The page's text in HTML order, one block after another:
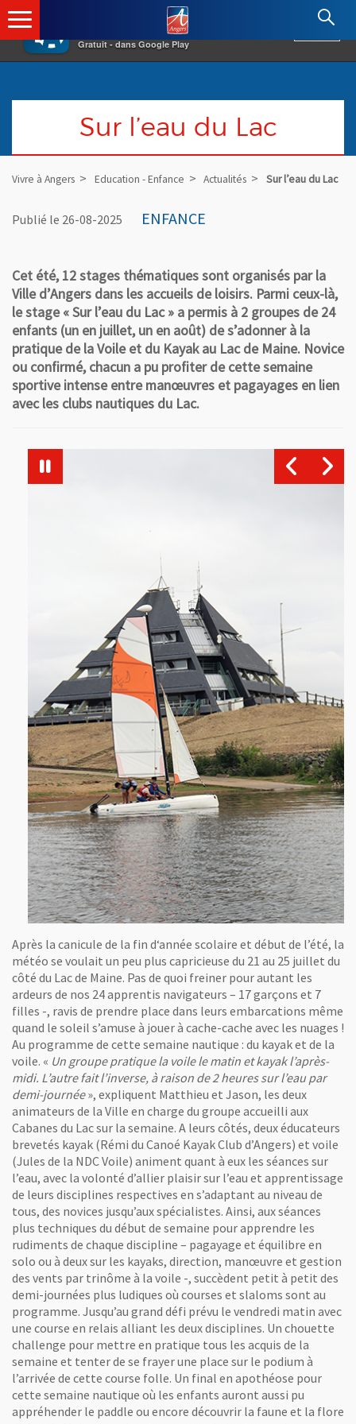
×
Gratuit - dans Google Play
Angers.fr : Retour à l'accueil
Sur l’eau du Lac
Vivre à Angers Education - Enfance Actualités Sur l’eau du Lac
Publié le 26-08-2025 ENFANCE
Cet été, 12 stages thématiques sont organisés par la
Ville d’Angers dans les accueils de loisirs. Parmi ceux-là,
le stage « Sur l’eau du Lac » a permis à 2 groupes de 24
enfants (un en juillet, un en août) de s’adonner à la
pratique de la Voile et du Kayak au Lac de Maine. Novice
ou confirmé, chacun a pu profiter de cette semaine
sportive intense entre manœuvres et pagayages en lien
avec les clubs nautiques du Lac.
Après la canicule de la fin d‘année scolaire et début de l’été, la
météo se voulait un peu plus capricieuse du 21 au 25 juillet du
côté du Lac de Maine. Pas de quoi freiner pour autant les
ardeurs de nos 24 apprentis navigateurs – 17 garçons et 7
filles -, ravis de prendre place dans leurs embarcations même
quand le soleil s’amuse à jouer à cache-cache avec les nuages !
Au programme de cette semaine nautique : du kayak et de la
voile. « Un groupe pratique la voile le matin et kayak l’après-
midi. L’autre fait l’inverse, à raison de 2 heures sur l’eau par
demi-journée», expliquent Matthieu et Jason, les deux
animateurs de la Ville en charge du groupe accueilli aux
Cabanes du Lac sur la semaine. A leurs côtés, deux éducateurs
brevetés kayak (Rémi du Canoé Kayak Club d’Angers) et voile
(Jules de la NDC Voile) animent quant à eux les séances sur
l’eau, avec la volonté d’allier plaisir sur l’eau et apprentissage
de leurs disciplines respectives en s’adaptant au niveau de
tous, des novices jusqu’aux spécialistes. Ainsi, aux séances
plus techniques du début de semaine pour apprendre les
rudiments de chaque discipline – pagayage et équilibre en
solo ou à deux sur les kayaks, direction, manœuvre et gestion
des vents par trinôme à la voile -, succèdent petit à petit des
demi-journées plus ludiques où courses et slaloms sont au
programme. Jusqu’au grand défi prévu le vendredi matin avec
une course en relais alliant les deux disciplines. Un chouette
challenge pour mettre en pratique tous les acquis de la
semaine et tenter de se frayer une place sur le podium à
l’arrivée de cette course folle. Un final en apothéose pour
cette semaine nautique où les enfants auront aussi pu
appréhender le paddle ou encore découvrir la faune et la flore